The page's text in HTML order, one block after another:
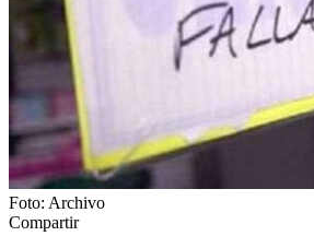
Foto: Archivo
Compartir